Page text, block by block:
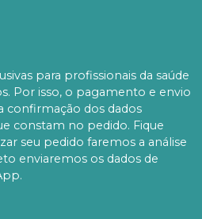
para profissionais da saúde
Por isso, o pagamento e envio
confirmação dos dados
constam no pedido. Fique
seu pedido faremos a análise
enviaremos os dados de